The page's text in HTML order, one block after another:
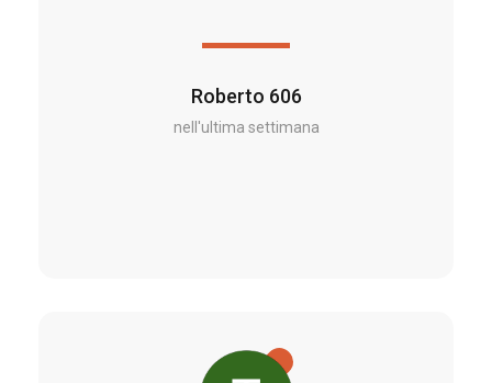
Roberto 606
nell'ultima settimana